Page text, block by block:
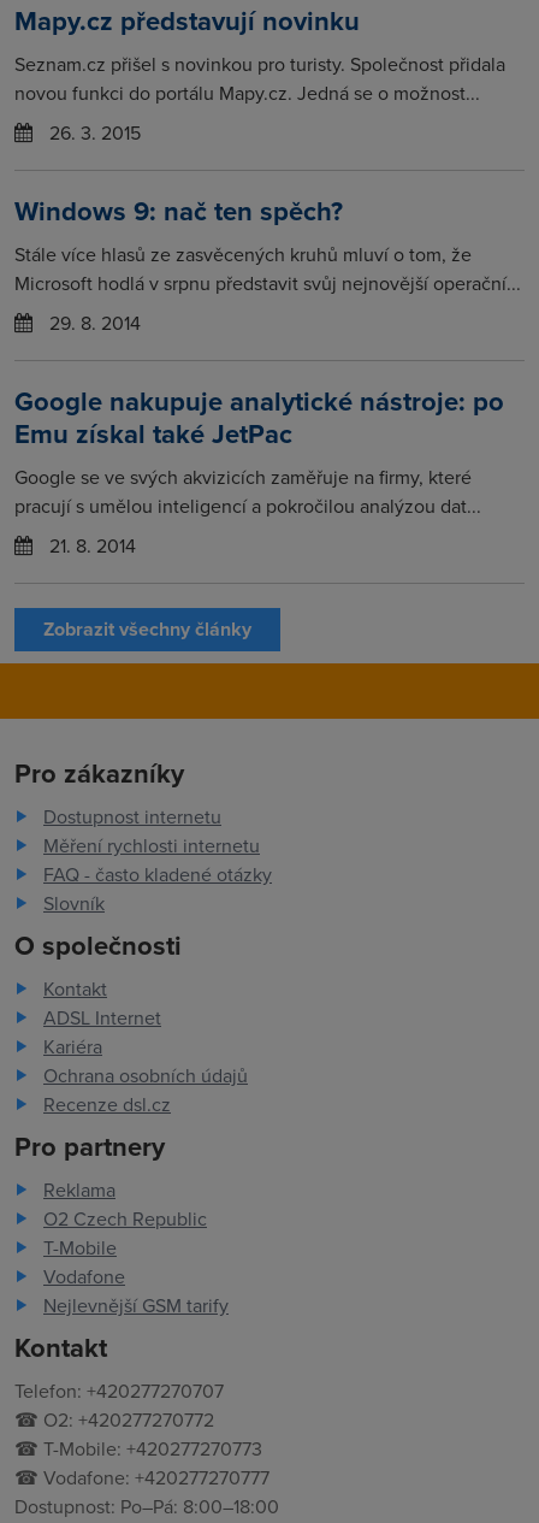
Mapy.cz představují novinku
Seznam.cz přišel s novinkou pro turisty. Společnost přidala
novou funkci do portálu Mapy.cz. Jedná se o možnost...
26. 3. 2015
Windows 9: nač ten spěch?
Stále více hlasů ze zasvěcených kruhů mluví o tom, že
Microsoft hodlá v srpnu představit svůj nejnovější operační...
29. 8. 2014
Google nakupuje analytické nástroje: po
Emu získal také JetPac
Google se ve svých akvizicích zaměřuje na firmy, které
pracují s umělou inteligencí a pokročilou analýzou dat...
21. 8. 2014
Zobrazit všechny články
Pro zákazníky
Dostupnost internetu
Měření rychlosti internetu
FAQ - často kladené otázky
Slovník
O společnosti
Kontakt
ADSL Internet
Kariéra
Ochrana osobních údajů
Recenze dsl.cz
Pro partnery
Reklama
O2 Czech Republic
T-Mobile
Vodafone
Nejlevnější GSM tarify
Kontakt
Telefon: +420277270707
☎ O2: +420277270772
☎ T-Mobile: +420277270773
☎ Vodafone: +420277270777
Dostupnost: Po–Pá: 8:00–18:00